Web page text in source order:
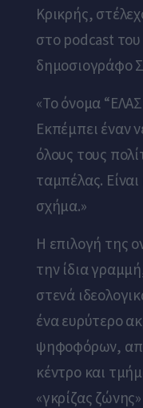
Κρικρής,
στο podcast
δημοσιογράφο
«Το όνομα
Εκπέμπει έναν
όλους τους
ταμπέλας.
σχήμα.»
Η επιλογή της
την ίδια
στενά
ένα ευρύτερο
ψηφοφόρων,
κέντρο και
«γκρίζας